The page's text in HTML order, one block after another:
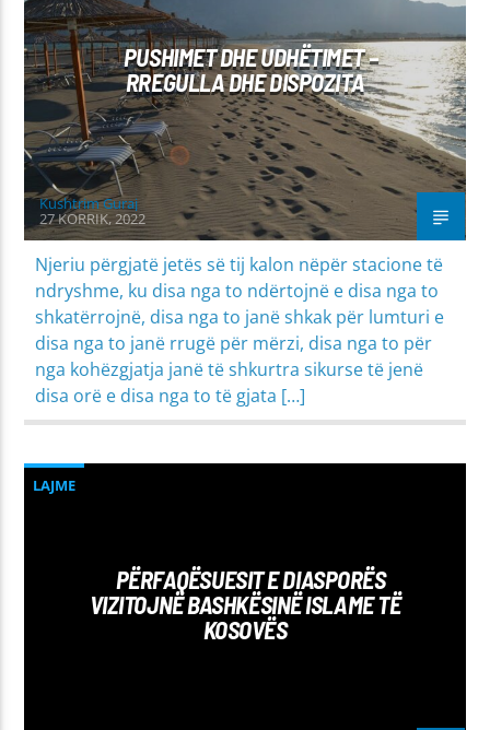
PROBLEME SHPIRTËRORE & SHOQËRORE
PUSHIMET DHE UDHËTIMET –
RREGULLA DHE DISPOZITA
Kushtrim Guraj
27 KORRIK, 2022
Njeriu përgjatë jetës së tij kalon nëpër stacione të
ndryshme, ku disa nga to ndërtojnë e disa nga to
shkatërrojnë, disa nga to janë shkak për lumturi e
disa nga to janë rrugë për mërzi, disa nga to për
nga kohëzgjatja janë të shkurtra sikurse të jenë
disa orë e disa nga to të gjata […]
LAJME
PËRFAQËSUESIT E DIASPORËS
VIZITOJNË BASHKËSINË ISLAME TË
KOSOVËS